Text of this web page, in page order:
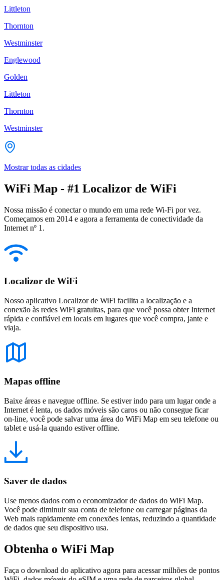
Littleton
Thornton
Westminster
Englewood
Golden
Littleton
Thornton
Westminster
Mostrar todas as cidades
WiFi Map - #1 Localizor de WiFi
Nossa missão é conectar o mundo em uma rede Wi-Fi por vez.
Começamos em 2014 e agora a ferramenta de conectividade da
Internet nº 1.
Localizor de WiFi
Nosso aplicativo Localizor de WiFi facilita a localização e a
conexão às redes WiFi gratuitas, para que você possa obter Internet
rápida e confiável em locais em lugares que você compra, jante e
viaja.
Mapas offline
Baixe áreas e navegue offline. Se estiver indo para um lugar onde a
Internet é lenta, os dados móveis são caros ou não consegue ficar
on-line, você pode salvar uma área do WiFi Map em seu telefone ou
tablet e usá-la quando estiver offline.
Saver de dados
Use menos dados com o economizador de dados do WiFi Map.
Você pode diminuir sua conta de telefone ou carregar páginas da
Web mais rapidamente em conexões lentas, reduzindo a quantidade
de dados que seu dispositivo usa.
Obtenha o WiFi Map
Faça o download do aplicativo agora para acessar milhões de pontos